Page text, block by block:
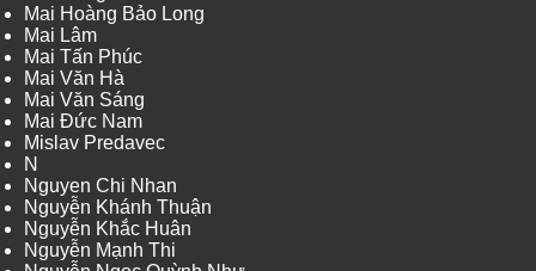
Mai Hoàng Bảo Long
Mai Lâm
Mai Tấn Phúc
Mai Văn Hà
Mai Văn Sáng
Mai Đức Nam
Mislav Predavec
N
Nguyen Chi Nhan
Nguyễn Khánh Thuận
Nguyễn Khắc Huân
Nguyễn Mạnh Thi